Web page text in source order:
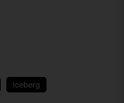
Iceberg